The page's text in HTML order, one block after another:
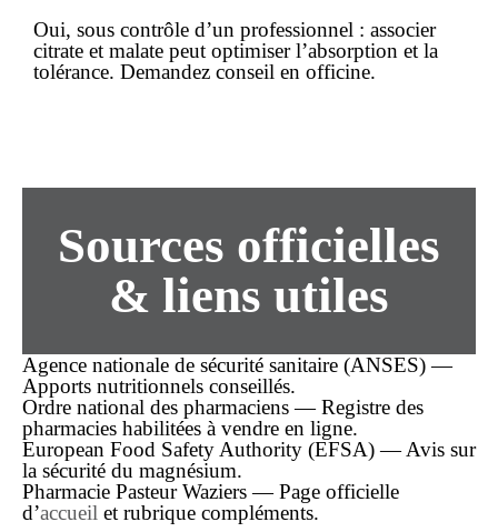
Oui, sous contrôle d’un professionnel : associer
citrate et malate peut optimiser l’absorption et la
tolérance. Demandez conseil en officine.
Sources officielles
& liens utiles
Agence nationale de sécurité sanitaire (ANSES) —
Apports nutritionnels conseillés.
Ordre national des pharmaciens — Registre des
pharmacies habilitées à vendre en ligne.
European Food Safety Authority (EFSA) — Avis sur
la sécurité du magnésium.
Pharmacie Pasteur Waziers — Page officielle
d’accueil et rubrique compléments.